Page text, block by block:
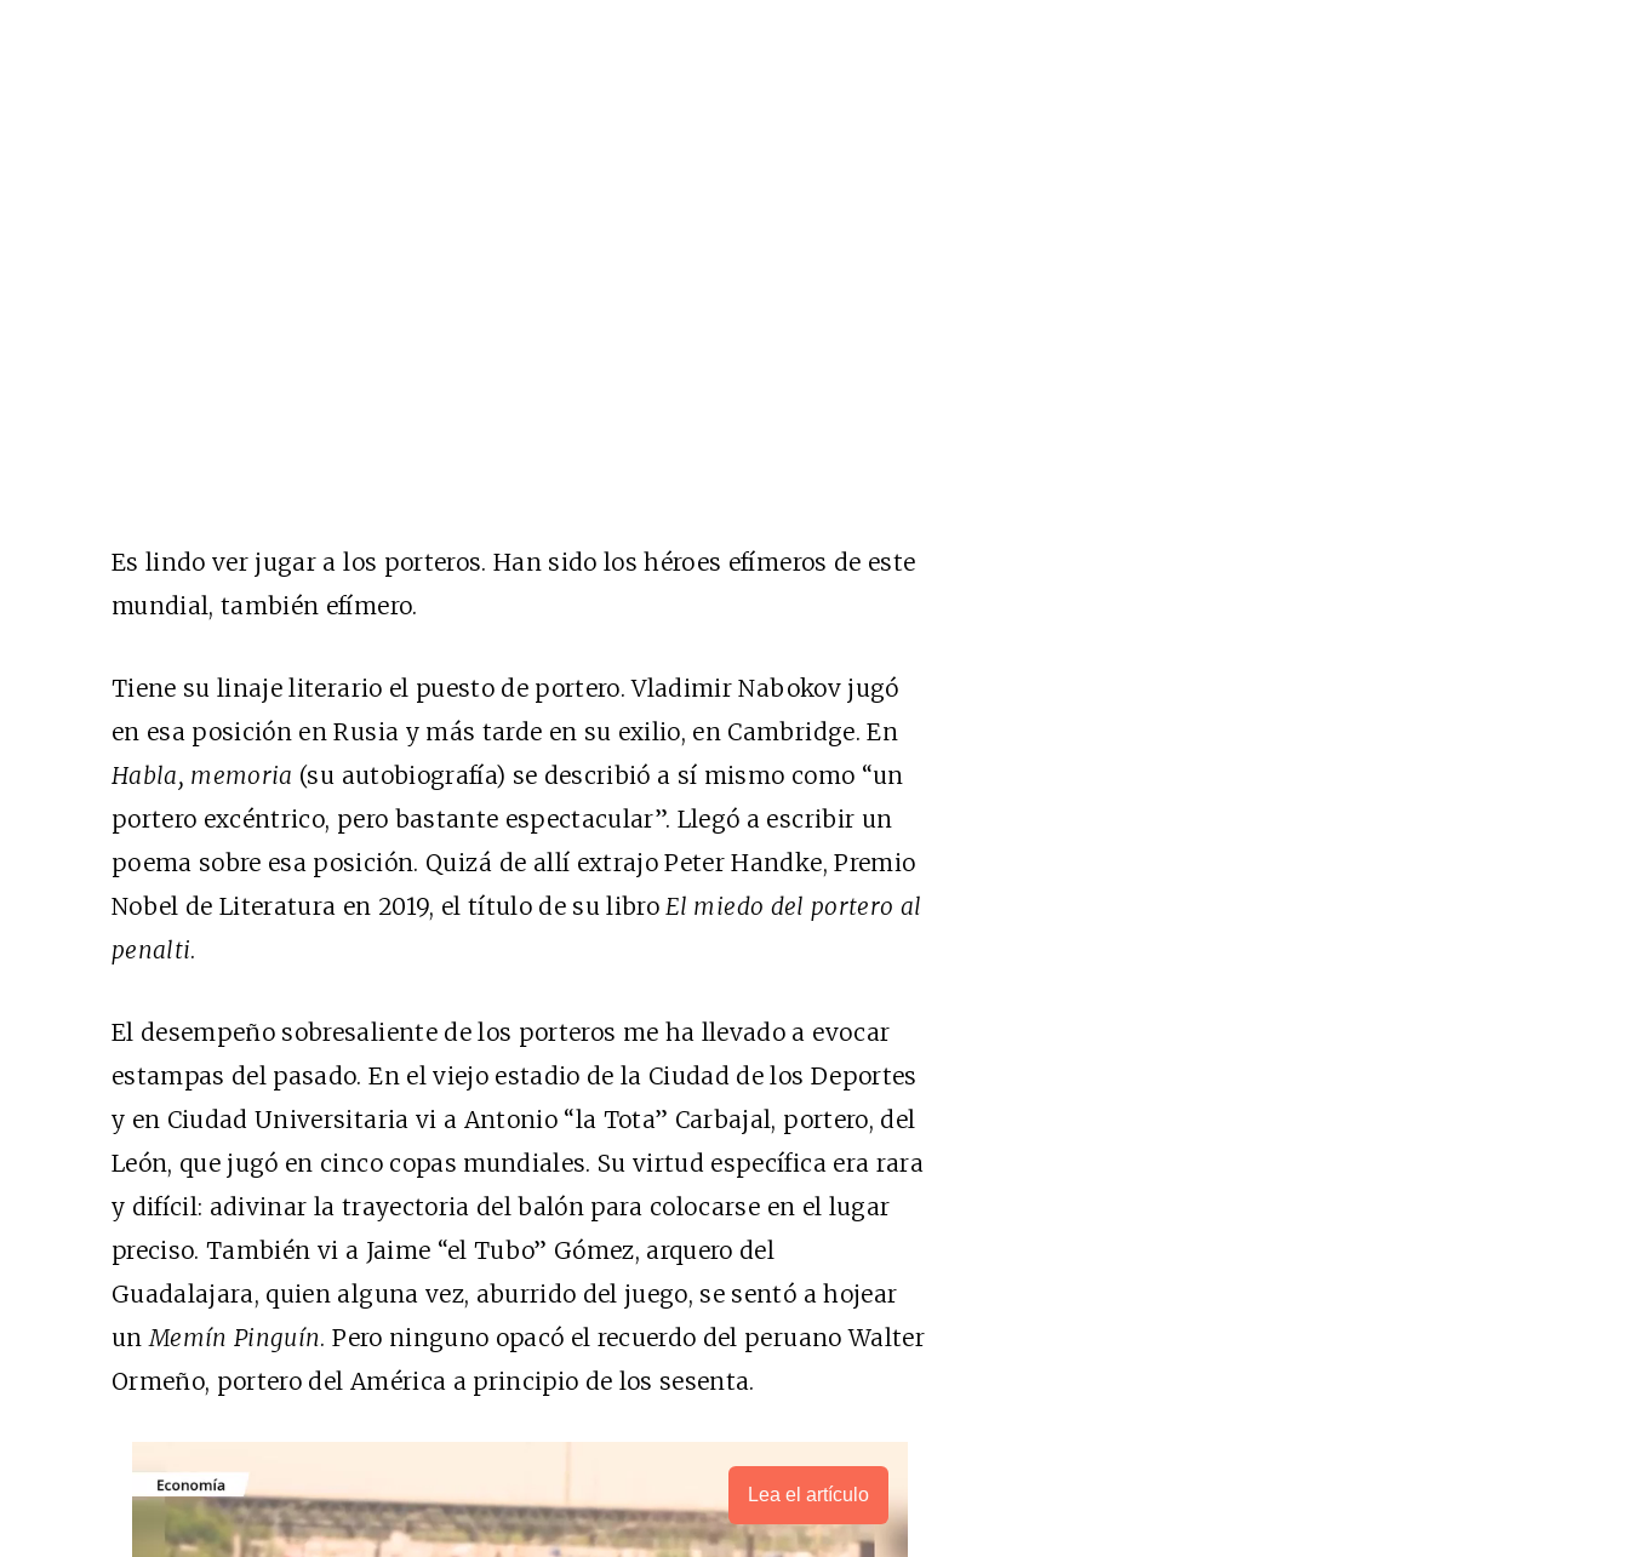
Es lindo ver jugar a los porteros. Han sido los héroes efímeros de este
mundial, también efímero.
Tiene su linaje literario el puesto de portero. Vladimir Nabokov jugó
en esa posición en Rusia y más tarde en su exilio, en Cambridge. En
Habla, memoria (su autobiografía) se describió a sí mismo como “un
portero excéntrico, pero bastante espectacular”. Llegó a escribir un
poema sobre esa posición. Quizá de allí extrajo Peter Handke, Premio
Nobel de Literatura en 2019, el título de su libroEl miedo del portero al
penalti.
El desempeño sobresaliente de los porteros me ha llevado a evocar
estampas del pasado. En el viejo estadio de la Ciudad de los Deportes
y en Ciudad Universitaria vi a Antonio “la Tota” Carbajal, portero, del
León, que jugó en cinco copas mundiales. Su virtud específica era rara
y difícil: adivinar la trayectoria del balón para colocarse en el lugar
preciso. También vi a Jaime “el Tubo” Gómez, arquero del
Guadalajara, quien alguna vez, aburrido del juego, se sentó a hojear
unMemín Pinguín. Pero ninguno opacó el recuerdo del peruano Walter
Ormeño, portero del América a principio de los sesenta.
Lea el artículo